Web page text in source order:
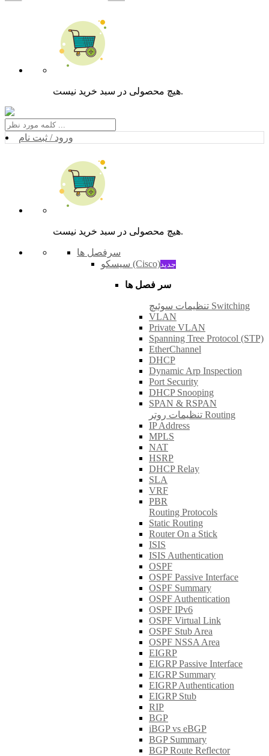
هیچ محصولی در سبد خرید نیست.
ورود / ثبت نام
هیچ محصولی در سبد خرید نیست.
سرفصل ها
سیسکو (Cisco)جدید
سر فصل ها
تنظیمات سوئیچ Switching
VLAN
Private VLAN
Spanning Tree Protocol (STP)
EtherChannel
DHCP
Dynamic Arp Inspection
Port Security
DHCP Snooping
SPAN & RSPAN
تنظیمات روتر Routing
IP Address
MPLS
NAT
HSRP
DHCP Relay
SLA
VRF
PBR
Routing Protocols
Static Routing
Router On a Stick
ISIS
ISIS Authentication
OSPF
OSPF Passive Interface
OSPF Summary
OSPF Authentication
OSPF IPv6
OSPF Virtual Link
OSPF Stub Area
OSPF NSSA Area
EIGRP
EIGRP Passive Interface
EIGRP Summary
EIGRP Authentication
EIGRP Stub
RIP
BGP
iBGP vs eBGP
BGP Summary
BGP Route Reflector